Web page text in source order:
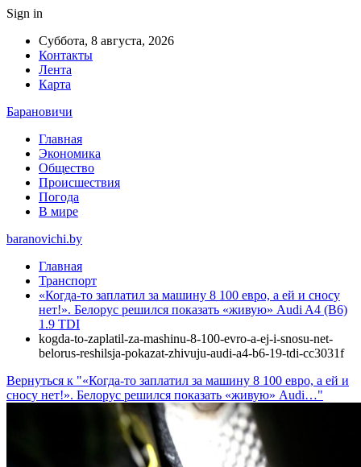
Sign in
Суббота, 8 августа, 2026
Контакты
Лента
Карта
Барановичи
Главная
Экономика
Общество
Происшествия
Погода
В мире
baranovichi.by
Главная
Транспорт
«Когда-то заплатил за машину 8 100 евро, а ей и сносу
нет!». Белорус решился показать «живую» Audi A4 (B6)
1.9 TDI
kogda-to-zaplatil-za-mashinu-8-100-evro-a-ej-i-snosu-net-
belorus-reshilsja-pokazat-zhivuju-audi-a4-b6-19-tdi-cc3031f
Вернуться к "«Когда-то заплатил за машину 8 100 евро, а ей и
сносу нет!». Белорус решился показать «живую» Audi…"